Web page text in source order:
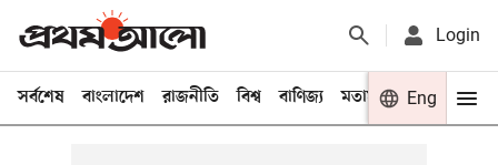
Login
সর্বশেষ বাংলাদেশ রাজনীতি বিশ্ব বাণিজ্য মতামত খেলা
Eng